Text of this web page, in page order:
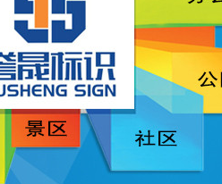
公园.绿道
学校标识
宣传标识
发光字.景
观字